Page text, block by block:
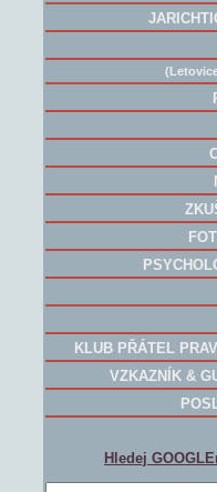
KLUB PŘÁTEL
VZKAZNÍK &
Hledej